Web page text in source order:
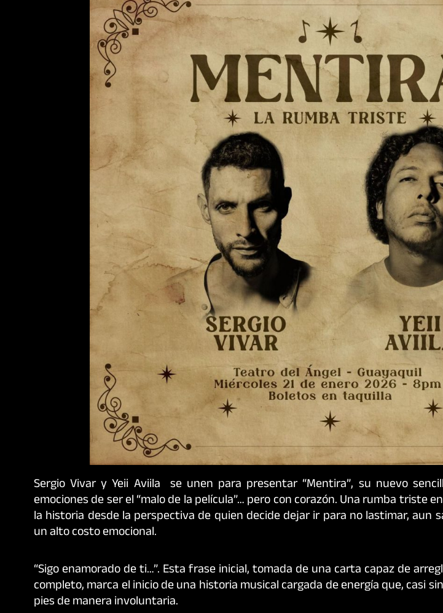
Sergio Vivar y Yeii Aviila se unen para presentar “Mentira”, su nuevo
emociones de ser el “malo de la película”… pero con corazón. Una rumba triste
la historia desde la perspectiva de quien decide dejar ir para no lastimar, aun
un alto costo emocional.
“Sigo enamorado de ti…”. Esta frase inicial, tomada de una carta capaz de
completo, marca el inicio de una historia musical cargada de energía que, casi
pies de manera involuntaria.